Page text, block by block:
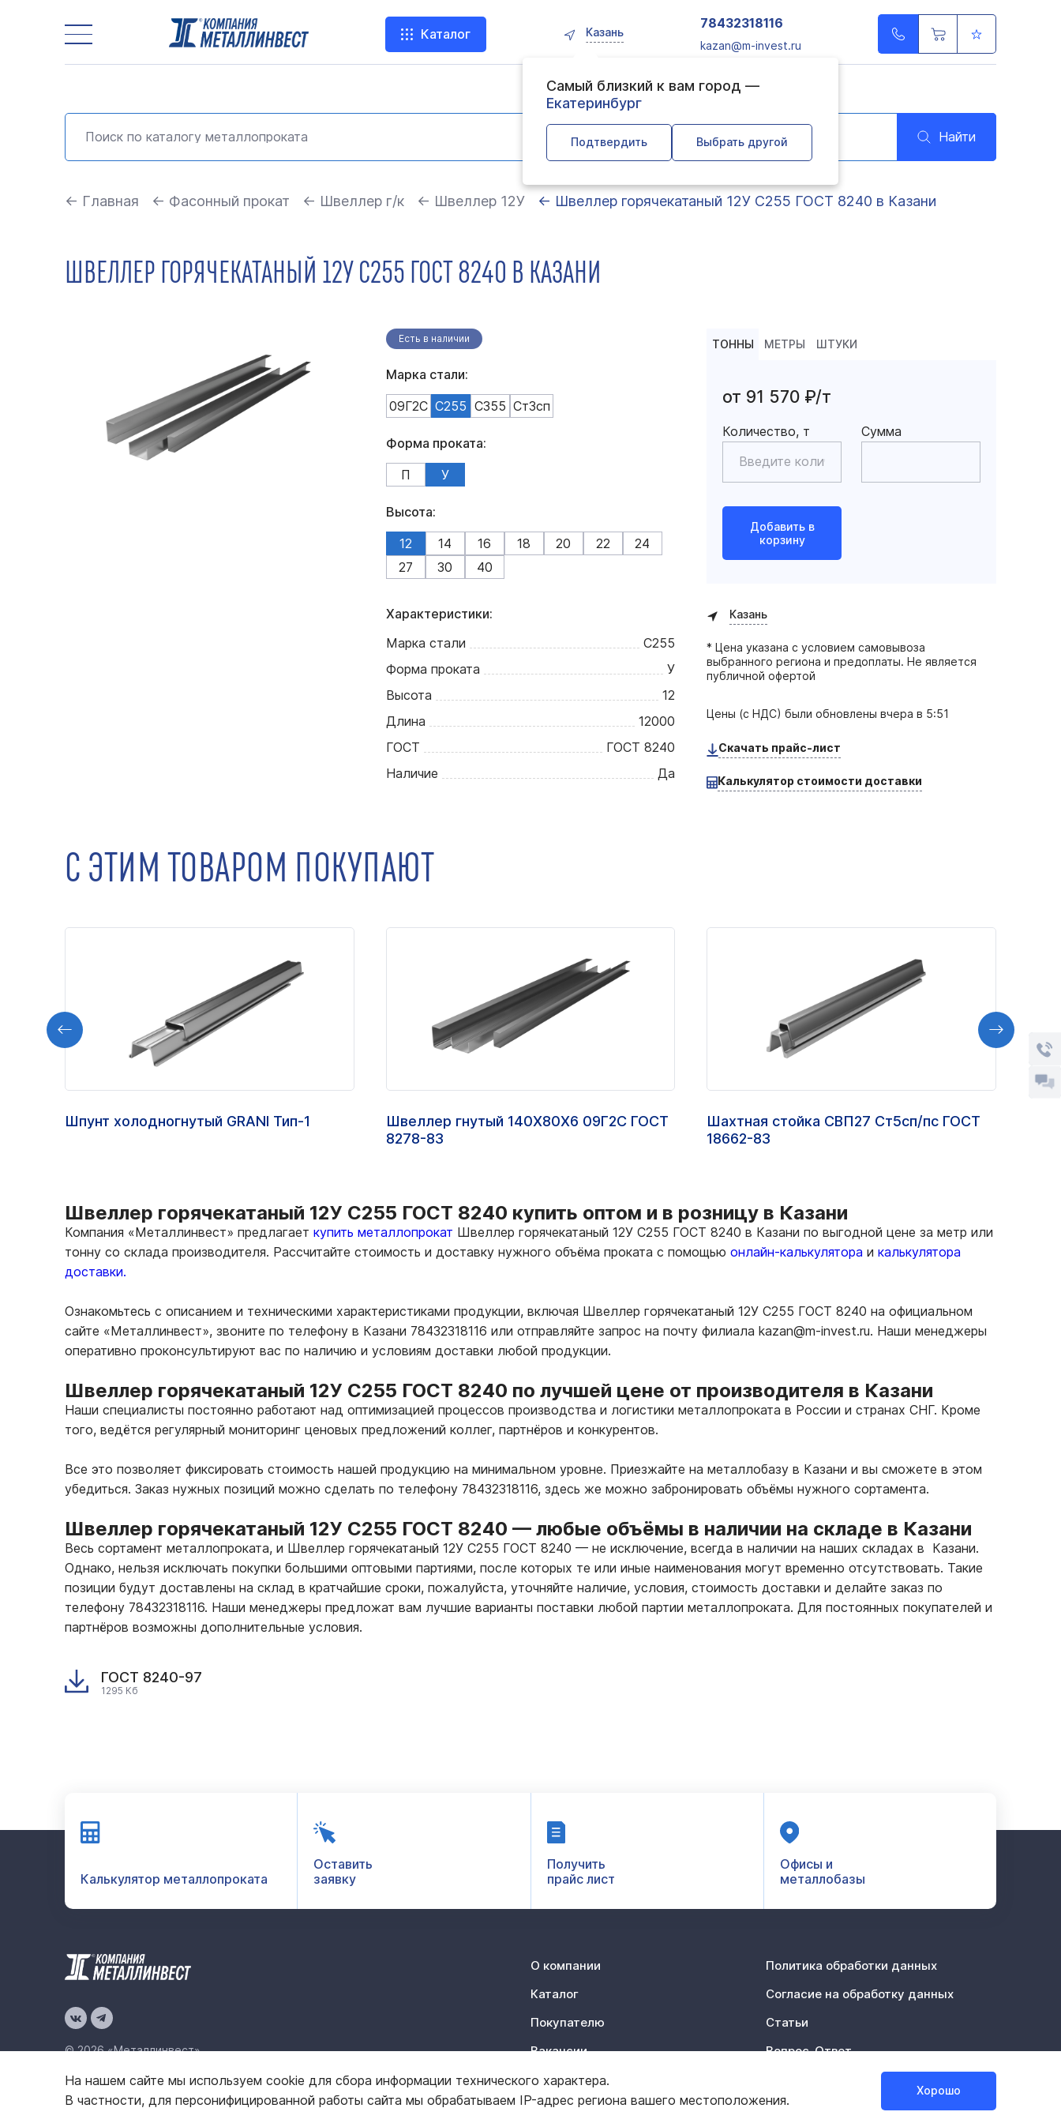
Каталог Казань
Самый близкий к вам город —
Екатеринбург
Подтвердить Выбрать другой
78432318116
kazan@m-invest.ru
Найти
← Главная ← Фасонный прокат ← Швеллер г/к ← Швеллер 12У ← Швеллер горячекатаный 12У С255 ГОСТ 8240 в Казани
ШВЕЛЛЕР ГОРЯЧЕКАТАНЫЙ 12У С255 ГОСТ 8240 В КАЗАНИ
Есть в наличии
Марка стали:
09Г2С С255 С355 Ст3сп
Форма проката:
П
У
Высота:
12
14 16 18 20 22
24
27
30 40
Характеристики:
Марка стали
С255
Форма проката
У
Высота
12
Длина
12000
ГОСТ
ГОСТ 8240
Наличие
Да
ТОННЫ МЕТРЫ ШТУКИ
от 91 570 ₽/т
Количество, т Сумма
Добавить в
корзину
Казань
* Цена указана с условием самовывоза
выбранного региона и предоплаты. Не является
публичной офертой
Цены (с НДС) были обновленывчера в 5:51
Скачать прайс-лист
Калькулятор стоимости доставки
С ЭТИМ ТОВАРОМ ПОКУПАЮТ
Шпунт холодногнутый GRANI Тип-1
Швеллер гнутый 140Х80Х6 09Г2С ГОСТ
8278-83
Шахтная стойка СВП27 Ст5сп/пс ГОСТ
18662-83
Швеллер горячекатаный 12У С255 ГОСТ 8240 купить оптом и в розницу в Казани
Компания «Металлинвест» предлагает купить металлопрокат Швеллер горячекатаный 12У С255 ГОСТ 8240 в Казани по выгодной цене за метр или
тонну со склада производителя. Рассчитайте стоимость и доставку нужного объёма проката с помощью онлайн-калькулятора и калькулятора
доставки.
Ознакомьтесь с описанием и техническими характеристиками продукции, включая Швеллер горячекатаный 12У С255 ГОСТ 8240 на официальном
сайте «Металлинвест», звоните по телефону в Казани 78432318116 или отправляйте запрос на почту филиала kazan@m-invest.ru. Наши менеджеры
оперативно проконсультируют вас по наличию и условиям доставки любой продукции.
Швеллер горячекатаный 12У С255 ГОСТ 8240 по лучшей цене от производителя в Казани
Наши специалисты постоянно работают над оптимизацией процессов производства и логистики металлопроката в России и странах СНГ. Кроме
того, ведётся регулярный мониторинг ценовых предложений коллег, партнёров и конкурентов.
Все это позволяет фиксировать стоимость нашей продукцию на минимальном уровне. Приезжайте на металлобазу в Казани и вы сможете в этом
убедиться. Заказ нужных позиций можно сделать по телефону 78432318116, здесь же можно забронировать объёмы нужного сортамента.
Швеллер горячекатаный 12У С255 ГОСТ 8240 — любые объёмы в наличии на складе в Казани
Весь сортамент металлопроката, и Швеллер горячекатаный 12У С255 ГОСТ 8240 — не исключение, всегда в наличии на наших складах в Казани.
Однако, нельзя исключать покупки большими оптовыми партиями, после которых те или иные наименования могут временно отсутствовать. Такие
позиции будут доставлены на склад в кратчайшие сроки, пожалуйста, уточняйте наличие, условия, стоимость доставки и делайте заказ по
телефону 78432318116. Наши менеджеры предложат вам лучшие варианты поставки любой партии металлопроката. Для постоянных покупателей и
партнёров возможны дополнительные условия.
ГОСТ 8240-97
1295 Кб
Калькулятор металлопроката
Оставить
заявку
Получить
прайс лист
Офисы и
металлобазы
© 2026 «Металлинвест»
Политика конфиденциальностиКарта сайта
О компании
Каталог
Покупателю
Вакансии
Контакты
Отзывы
Политика обработки данных
Согласие на обработку данных
Статьи
Вопрос-Ответ
На нашем сайте мы используем cookie для сбора информации технического характера.
В частности, для персонифицированной работы сайта мы обрабатываем IP-адрес региона вашего местоположения.
Хорошо